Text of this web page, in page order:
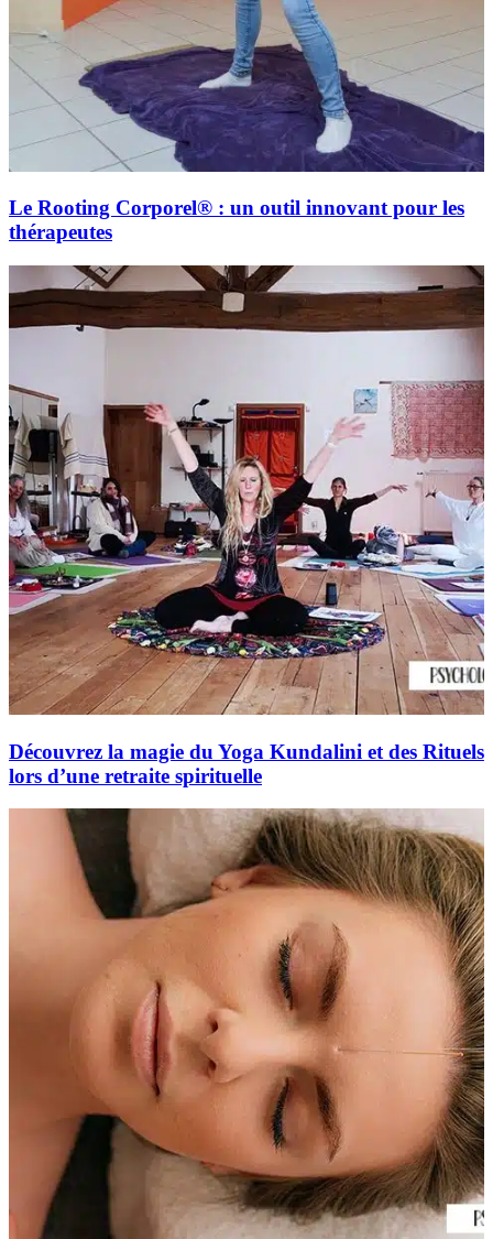
Le Rooting Corporel® : un outil innovant pour les
thérapeutes
Découvrez la magie du Yoga Kundalini et des Rituels
lors d’une retraite spirituelle